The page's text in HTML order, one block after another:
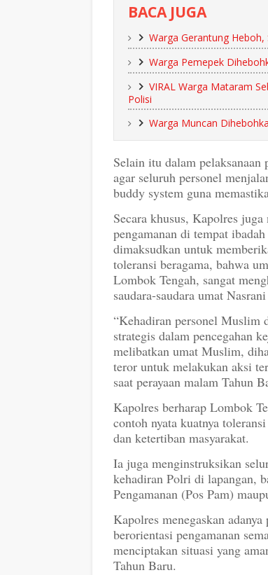
BACA JUGA
Warga Gerantung
Warga Pemepek
VIRAL Warga Mataram
Polisi
Warga Muncan
Selain itu dalam
agar seluruh personel
buddy system guna
Secara khusus, Kapolres
pengamanan di tempat
dimaksudkan untuk
toleransi beragama, bahwa
Lombok Tengah, sangat
saudara-saudara umat
“Kehadiran personel Muslim
strategis dalam pencegahan
melibatkan umat Muslim,
teror untuk melakukan aksi
saat perayaan malam Tahun
Kapolres berharap Lombok
contoh nyata kuatnya
dan ketertiban masyarakat.
Ia juga menginstruksikan
kehadiran Polri di lapangan,
Pengamanan (Pos Pam)
Kapolres menegaskan
berorientasi pengamanan
menciptakan situasi yang
Tahun Baru.